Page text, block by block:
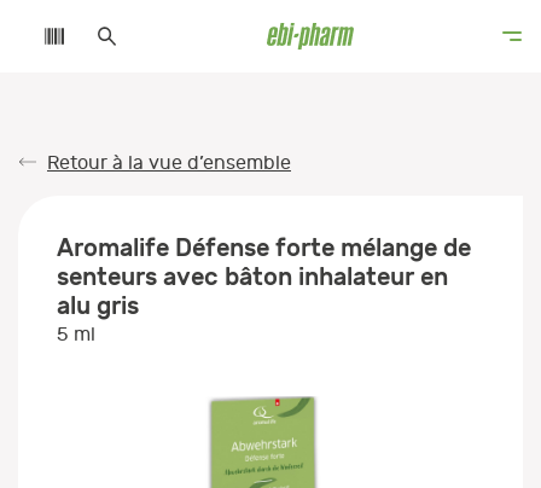
Retour à la vue d’ensemble
Aromalife Défense forte mélange de
senteurs avec bâton inhalateur en
alu gris
5 ml